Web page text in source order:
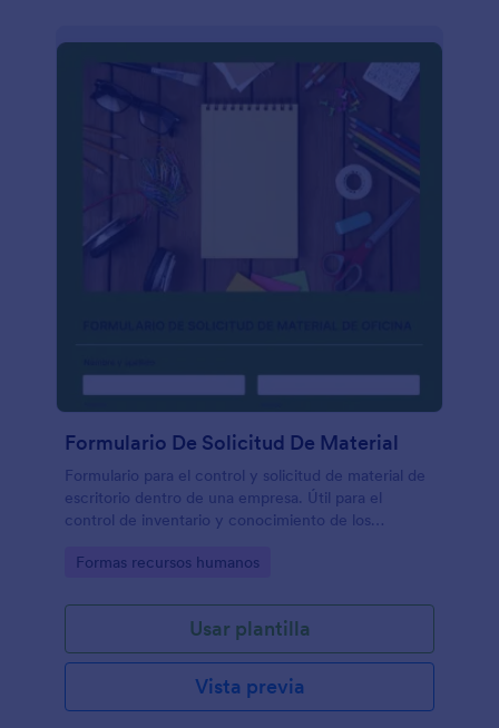
Formulario De Solicitud De Material
Formulario para el control y solicitud de material de
escritorio dentro de una empresa. Útil para el
control de inventario y conocimiento de los
los colaboradores.
Go to Category:
Formas recursos humanos
Usar plantilla
Vista previa